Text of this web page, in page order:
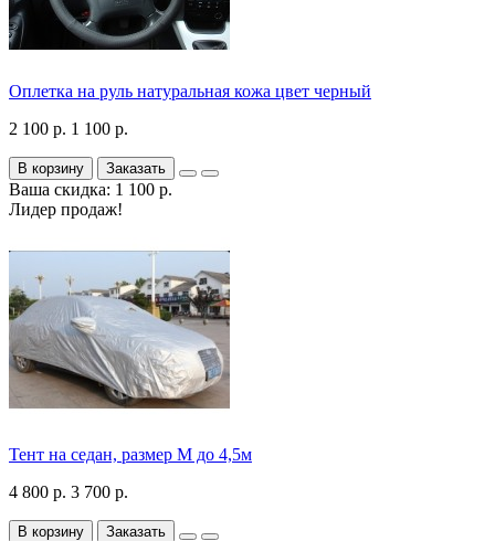
Оплетка на руль натуральная кожа цвет черный
2 100 р. 1 100 р.
В корзину Заказать
Ваша скидка: 1 100 р.
Лидер продаж!
Тент на седан, размер М до 4,5м
4 800 р. 3 700 р.
В корзину Заказать